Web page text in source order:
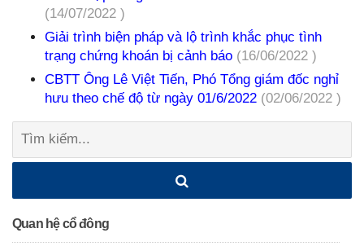
(14/07/2022 )
Giải trình biện pháp và lộ trình khắc phục tình
trạng chứng khoán bị cảnh báo (16/06/2022 )
CBTT Ông Lê Việt Tiến, Phó Tổng giám đốc nghỉ
hưu theo chế độ từ ngày 01/6/2022 (02/06/2022 )
Tìm
Quan hệ cổ đông